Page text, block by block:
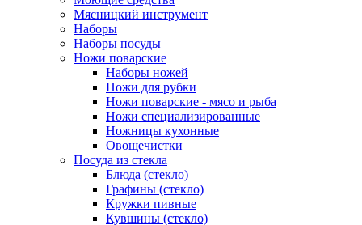
Мясницкий инструмент
Наборы
Наборы посуды
Ножи поварские
Наборы ножей
Ножи для рубки
Ножи поварские - мясо и рыба
Ножи специализированные
Ножницы кухонные
Овощечистки
Посуда из стекла
Блюда (стекло)
Графины (стекло)
Кружки пивные
Кувшины (стекло)